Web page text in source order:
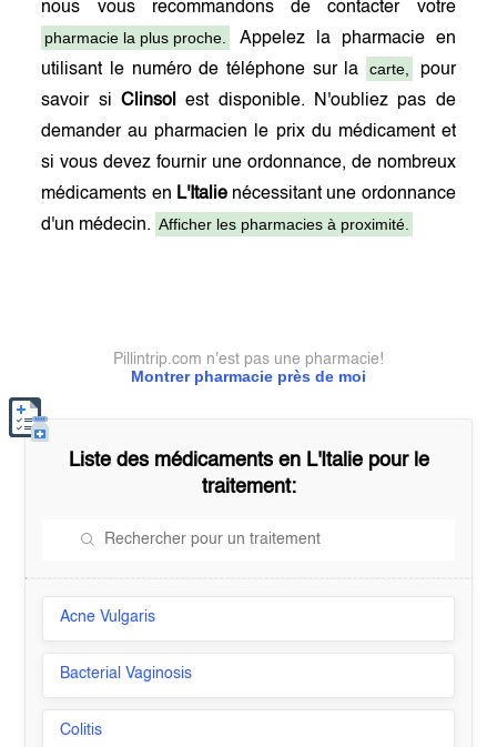
nous vous recommandons de contacter votre
pharmacie la plus proche.
Appelez la pharmacie en
utilisant le numéro de téléphone sur la
carte,
pour
savoir siClinsol
est disponible. N'oubliez pas de
demander au pharmacien le prix du médicament et
si vous devez fournir une ordonnance, de nombreux
médicaments en L'Italienécessitant une ordonnance
d'un médecin. Afficher les pharmacies à proximité.
Montrer pharmacie près de moi
Pillintrip.com n'est pas une pharmacie!
Liste des médicaments en L'Italiepour le
traitement:
Acne Vulgaris
Bacterial Vaginosis
Colitis